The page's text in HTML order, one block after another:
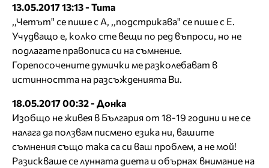
13.05.2017 13:13 - Тита
,,Четът" се пише с А, ,,подстрикава" се пише с Е.
Учудващо е, колко сте вещи по ред въпроси, но не
подлагате правописа си на съмнение.
Горепосочените думички ме разколебават в
истинността на разсъжденията Ви.
18.05.2017 00:32 - Донка
Изобщо не живея в България от 18-19 години и не се
налага да ползвам писмено езика ни, вашите
съмнения също така са си ваш проблем, а не мой!
Разискваше се лунната диета и обърнах внимание на